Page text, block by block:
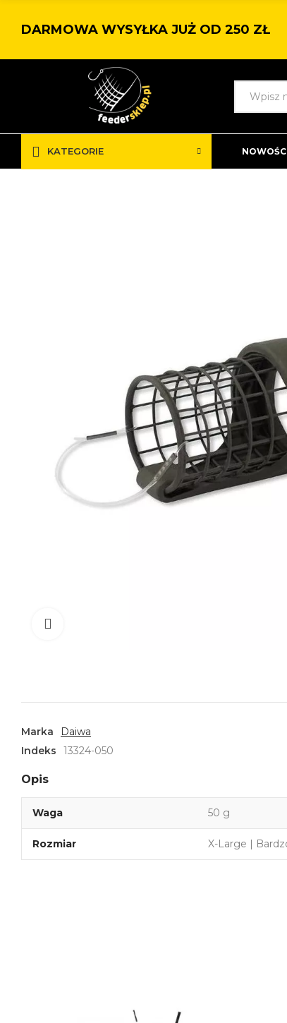
DARMOWA WYSYŁKA JUŻ OD 250 ZŁ
KATEGORIE
Marka
Daiwa
Indeks
13324-050
Opis
Waga 50 g
Rozmiar X-Large |